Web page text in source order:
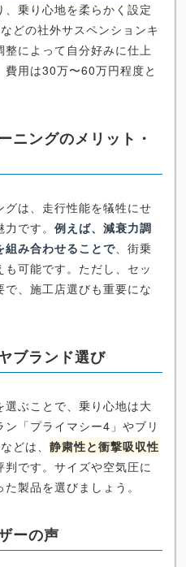
乗り心地を柔らかく設定
どの社外サスペンションキ
によって自分好みに仕上
用は30万〜60万円程度と
ニングのメリット・
は、走行性能を犠牲にせ
です。 例えば、減衰力調
組み合わせることで、街乗
可能です。ただし、セッ
、施工店選びも重要にな
ブランド選び
ぶことで、乗り心地は大
「プライマシー4」やブリ
どは、 静粛性と衝撃吸収性
判です。サイズや空気圧に
製品を選びましょう。
ーの声